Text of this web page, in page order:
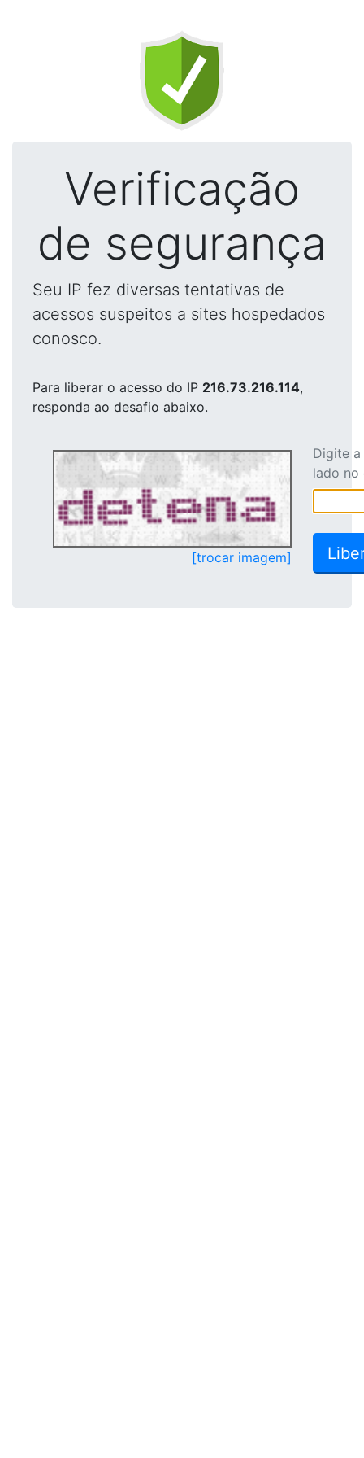
Verificação
de segurança
Seu IP fez diversas tentativas de
acessos suspeitos a sites hospedados
conosco.
Para liberar o acesso do IP 216.73.216.114,
responda ao desafio abaixo.
[trocar imagem]
Digite
lado no